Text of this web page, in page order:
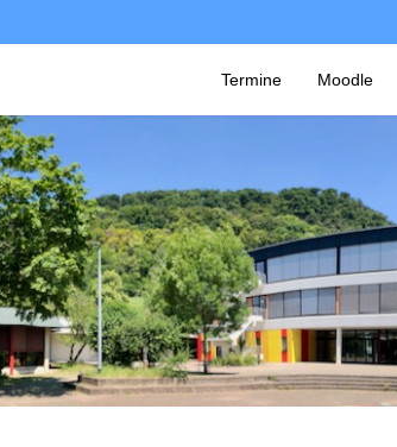
Termine Moodle